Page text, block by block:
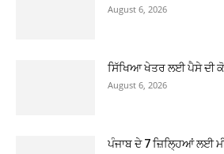
August 6, 2026
ਸਿੱਖਿਆ ਖੇਤਰ ਲਈ ਪੈਸੇ ਦੀ
August 6, 2026
ਪੰਜਾਬ ਦੇ 7 ਜ਼ਿਲ੍ਹਿਆਂ ਲਈ